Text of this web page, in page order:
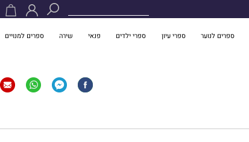
ספרים לנוער ספרי עיון ספרי ילדים פנאי שירה ספרים למנויים